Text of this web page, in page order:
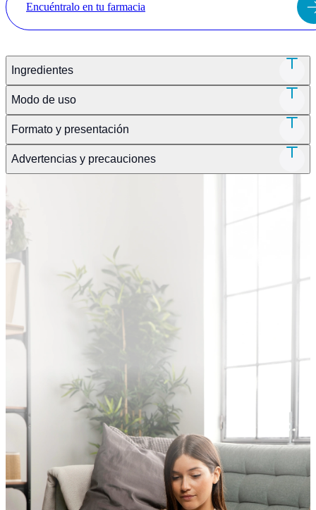
Encuéntralo en tu farmacia
Ingredientes
Modo de uso
Formato y presentación
Advertencias y precauciones